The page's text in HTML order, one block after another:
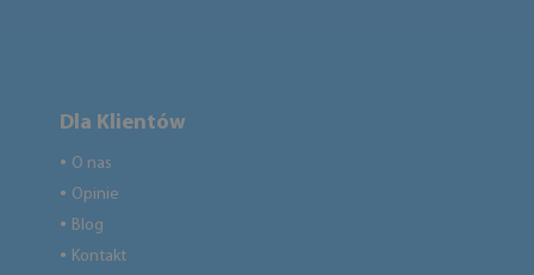
Dla Klientów
● O nas
● Opinie
● Blog
● Kontakt